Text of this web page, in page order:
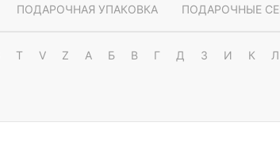
ПОДАРОЧНАЯ УПАКОВКА ПОДАРОЧНЫЕ
T V Z А Б В Г Д З И К Л